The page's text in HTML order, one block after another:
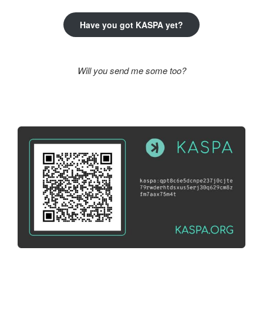
Have you got KASPA yet?
Will you send me some too?